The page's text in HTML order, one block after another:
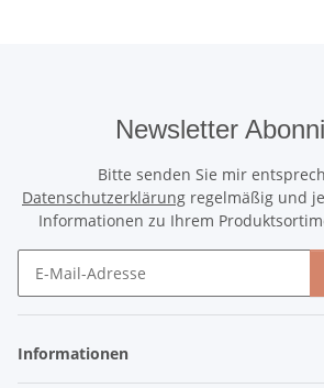
Newsletter
Bitte senden Sie mir
Datenschutzerklärung regelmäßig und
Informationen zu Ihrem
Informationen